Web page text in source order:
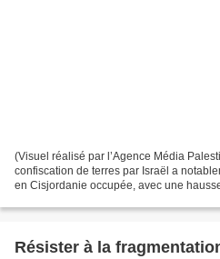
(Visuel réalisé par l’Agence Média
confiscation de terres par Israël a
en Cisjordanie occupée, avec une
Résister à la